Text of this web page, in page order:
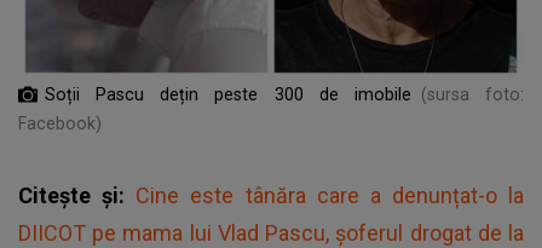
Soții Pascu dețin peste 300 de imobile
(sursa foto:
Facebook)
Citește și: Cine este tânăra care a denunțat-o la
DIICOT pe mama lui Vlad Pascu, șoferul drogat de la